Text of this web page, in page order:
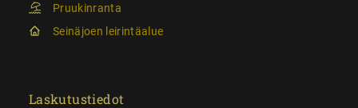
Pruukinranta
Seinäjoen leirintäalue
Laskutustiedot